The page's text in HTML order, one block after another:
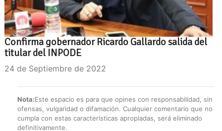
Confirma gobernador Ricardo Gallardo salida del
titular del INPODE
24 de Septiembre de 2022
Nota:Este espacio es para que opines con responsabilidad, sin
ofensas, vulgaridad o difamación. Cualquier comentario que no
cumpla con estas características apropiadas, será eliminado
definitivamente.